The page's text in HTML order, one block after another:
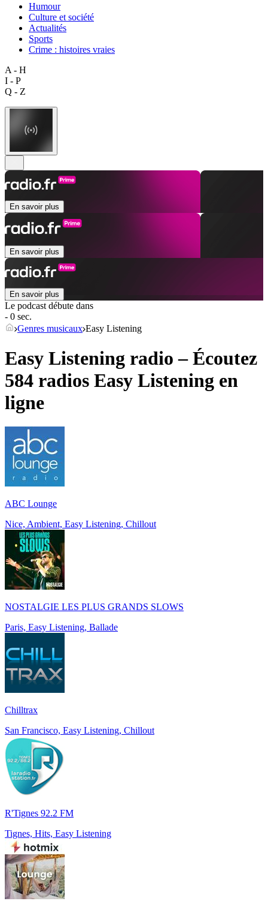
Humour
Culture et société
Actualités
Sports
Crime : histoires vraies
A - H
I - P
Q - Z
En savoir plus
En savoir plus
En savoir plus
Le podcast débute dans
- 0 sec.
Genres musicaux Easy Listening
Easy Listening radio – Écoutez
584 radios Easy Listening en
ligne
ABC Lounge
Nice, Ambient, Easy Listening, Chillout
NOSTALGIE LES PLUS GRANDS SLOWS
Paris, Easy Listening, Ballade
Chilltrax
San Francisco, Easy Listening, Chillout
R'Tignes 92.2 FM
Tignes, Hits, Easy Listening